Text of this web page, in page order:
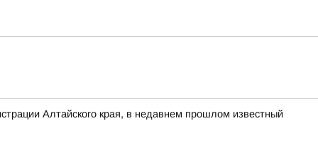
Алтайского края, в недавнем прошлом известный